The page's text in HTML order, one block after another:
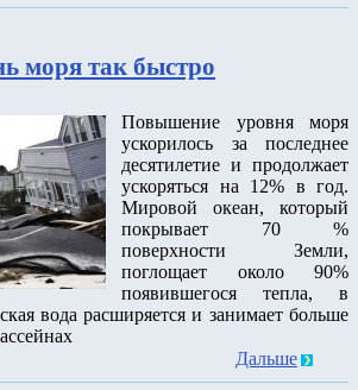
моря так быстро
Повышение уровня моря
ускорилось за последнее
десятилетие и продолжает
ускоряться на 12% в год.
Мировой океан, который
покрывает 70 %
поверхности Земли,
поглощает около 90%
появившегося тепла, в
вода расширяется и занимает больше
Дальше